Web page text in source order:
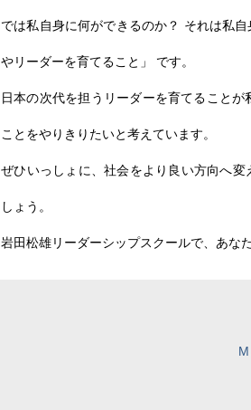
では私自身に何ができるのか？ それは私
やリーダーを育てること」 です。
日本の次代を担うリーダーを育てること
ことをやりきりたいと考えています。
ぜひいっしょに、社会をより良い方向へ
しょう。
岩田松雄リーダーシップスクールで、あな